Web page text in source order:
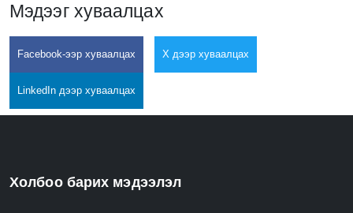
Мэдээг хуваалцах
Facebook-ээр хуваалцах X дээр хуваалцах
LinkedIn дээр хуваалцах
Холбоо барих мэдээлэл